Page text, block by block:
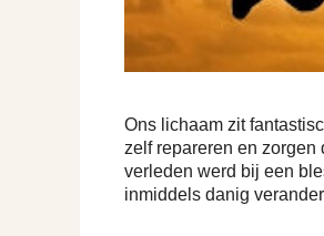
Ons lichaam zit
zelf repareren en zorgen
verleden werd bij een
inmiddels danig